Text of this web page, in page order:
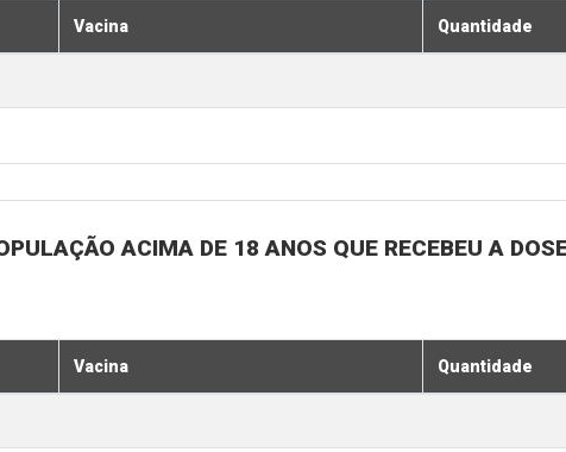
Vacina Quantidade
ACIMA DE 18 ANOS QUE RECEBEU A
Vacina Quantidade